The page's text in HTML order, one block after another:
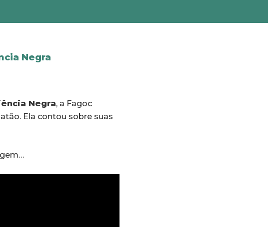
Negra
Negra, a Fagoc
Ela contou sobre suas